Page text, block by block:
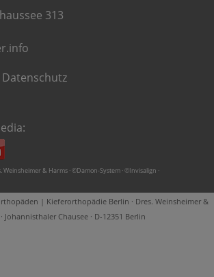
313
& Harms · ©Damon-System · ©Invisalign ·
| Kieferorthopädie Berlin · Dres. Weinsheimer &
Johannisthaler Chausee · D-12351 Berlin